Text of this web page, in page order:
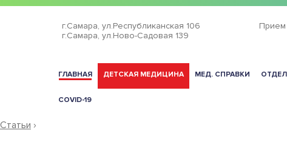
г.Самара, ул.Республиканская 106
г.Самара, ул.Ново-Садовая 139
Прием
ГЛАВНАЯ ДЕТСКАЯ МЕДИЦИНА МЕД. СПРАВКИ
COVID-19
Статьи ›